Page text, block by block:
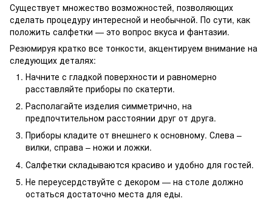
Существует множество возможностей, позволяющих
сделать процедуру интересной и необычной. По сути, как
положить салфетки — это вопрос вкуса и фантазии.
Резюмируя кратко все тонкости, акцентируем внимание на
следующих деталях:
Начните с гладкой поверхности и равномерно
расставляйте приборы по скатерти.
Располагайте изделия симметрично, на
предпочтительном расстоянии друг от друга.
Приборы кладите от внешнего к основному. Слева –
вилки, справа – ножи и ложки.
Салфетки складываются красиво и удобно для гостей.
Не переусердствуйте с декором — на столе должно
остаться достаточно места для еды.